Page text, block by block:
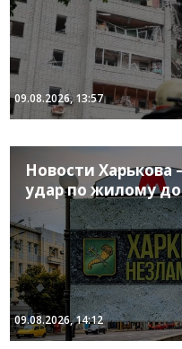
09.08.2026, 13:57
Новости Харькова
удар по жилому
09.08.2026, 14:12